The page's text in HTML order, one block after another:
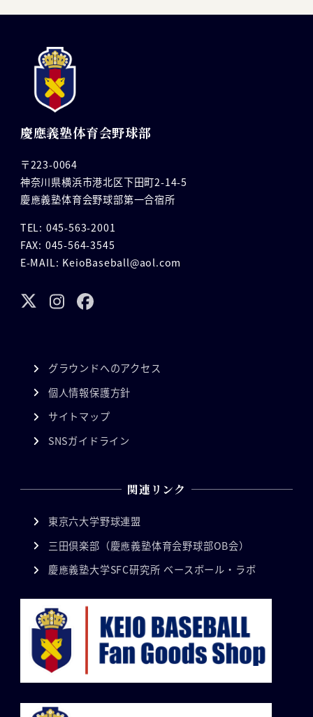
慶應義塾体育会野球部
〒223-0064
神奈川県横浜市港北区下田町2-14-5
慶應義塾体育会野球部第一合宿所
TEL: 045-563-2001
FAX: 045-564-3545
E-MAIL: KeioBaseball@aol.com
グラウンドへのアクセス
個人情報保護方針
サイトマップ
SNSガイドライン
関連リンク
東京六大学野球連盟
三田倶楽部（慶應義塾体育会野球部OB会）
慶應義塾大学SFC研究所 ベースボール・ラボ